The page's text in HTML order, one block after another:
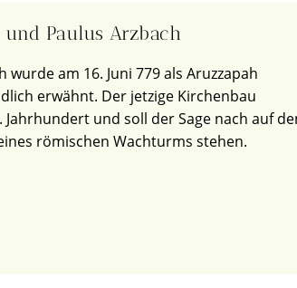
und Paulus Arzbach
wurde am 16. Juni 779 als Aruzzapah
erwähnt. Der jetzige Kirchenbau
Jahrhundert und soll der Sage nach auf
römischen Wachturms stehen.